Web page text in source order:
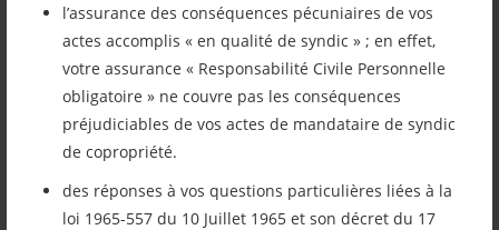
l’assurance des conséquences pécuniaires de vos
actes accomplis « en qualité de syndic » ; en effet,
votre assurance « Responsabilité Civile Personnelle
obligatoire » ne couvre pas les conséquences
préjudiciables de vos actes de mandataire de syndic
de copropriété.
des réponses à vos questions particulières liées à la
loi 1965-557 du 10 Juillet 1965 et son décret du 17
Retrouvez ci-après le lien vous permettant
de retrouver notre lettre de septembre
2025. Le thèmes abordés : nos
commentaires concernant ZFE, ZAN, le